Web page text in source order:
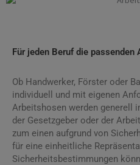
Für jeden Beruf die passenden
Ob Handwerker, Förster oder
individuell und mit eigenen
Arbeitshosen werden generell
der Gesetzgeber oder der
zum einen aufgrund von
für eine einheitliche
Sicherheitsbestimmungen